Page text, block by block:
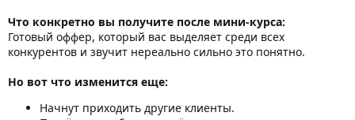
Что конкретно вы получите после мини-курса:
Готовый оффер, который вас выделяет среди всех
конкурентов и звучит нереально сильно это понятно.
Но вот что изменится еще:
Начнут приходить другие клиенты.